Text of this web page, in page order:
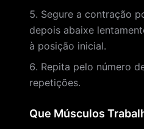
Segure a contração
depois abaixe
à posição inicial.
Repita pelo número
repetições.
Que Músculos